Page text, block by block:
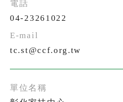
04-23261022
tc.st@ccf.org.tw